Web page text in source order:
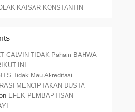
KAISAR KONSTANTIN
CALVIN TIDAK Paham BAHWA
INI
Tidak Mau Akreditasi
MENCIPTAKAN DUSTA
EFEK PEMBAPTISAN